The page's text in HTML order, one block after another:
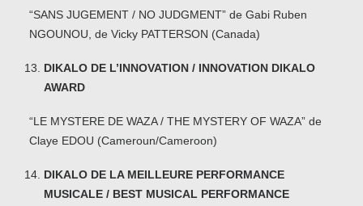
“SANS JUGEMENT / NO JUDGMENT” de Gabi Ruben
NGOUNOU, de Vicky PATTERSON (Canada)
DIKALO DE L’INNOVATION / INNOVATION DIKALO
AWARD
“LE MYSTERE DE WAZA / THE MYSTERY OF WAZA” de
Claye EDOU (Cameroun/Cameroon)
DIKALO DE LA MEILLEURE PERFORMANCE
MUSICALE / BEST MUSICAL PERFORMANCE